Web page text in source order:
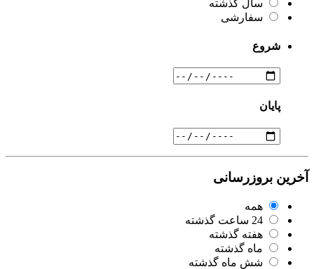
سال گذشته
سفارشی
شروع
پایان
آخرین بروزرسانی
همه
24 ساعت گذشته
هفته گذشته
ماه گذشته
شش ماه گذشته